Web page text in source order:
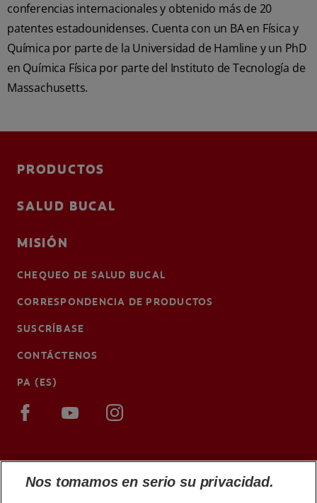
conferencias internacionales y obtenido más de 20
patentes estadounidenses. Cuenta con un BA en Física y
Química por parte de la Universidad de Hamline y un PhD
en Química Física por parte del Instituto de Tecnología de
Massachusetts.
PRODUCTOS
SALUD BUCAL
MISIÓN
CHEQUEO DE SALUD BUCAL
CORRESPONDENCIA DE PRODUCTOS
SUSCRÍBASE
CONTÁCTENOS
PA (ES)
Nos tomamos en serio su privacidad.